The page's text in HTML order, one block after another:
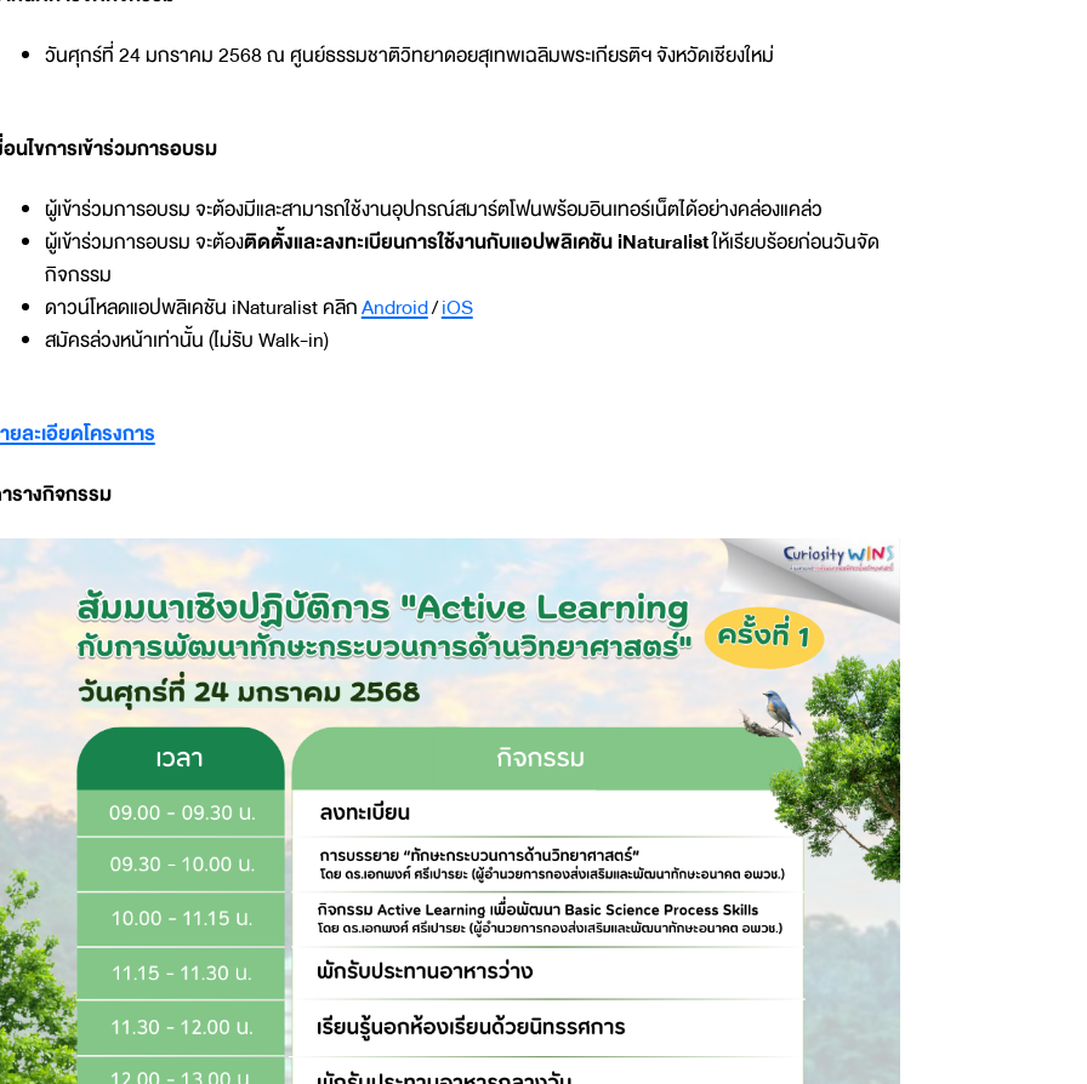
วันศุกร์ที่ 24 มกราคม 2568 ณ ศูนย์ธรรมชาติวิทยาดอยสุเทพเฉลิมพระเกียรติฯ จังหวัดเชียงใหม่
อนไขการเข้าร่วมการอบรม
ผู้เข้าร่วมการอบรม จะต้องมีและสามารถใช้งานอุปกรณ์สมาร์ตโฟนพร้อมอินเทอร์เน็ตได้อย่างคล่องแคล่ว
ผู้เข้าร่วมการอบรม จะต้องติดตั้งและลงทะเบียนการใช้งานกับแอปพลิเคชัน iNaturalistให้เรียบร้อยก่อนวันจัด
กิจกรรม
ดาวน์โหลดแอปพลิเคชัน iNaturalist คลิกAndroid/‎iOS
สมัครล่วงหน้าเท่านั้น (ไม่รับ Walk-in)
ยละเอียดโครงการ
รางกิจกรรม